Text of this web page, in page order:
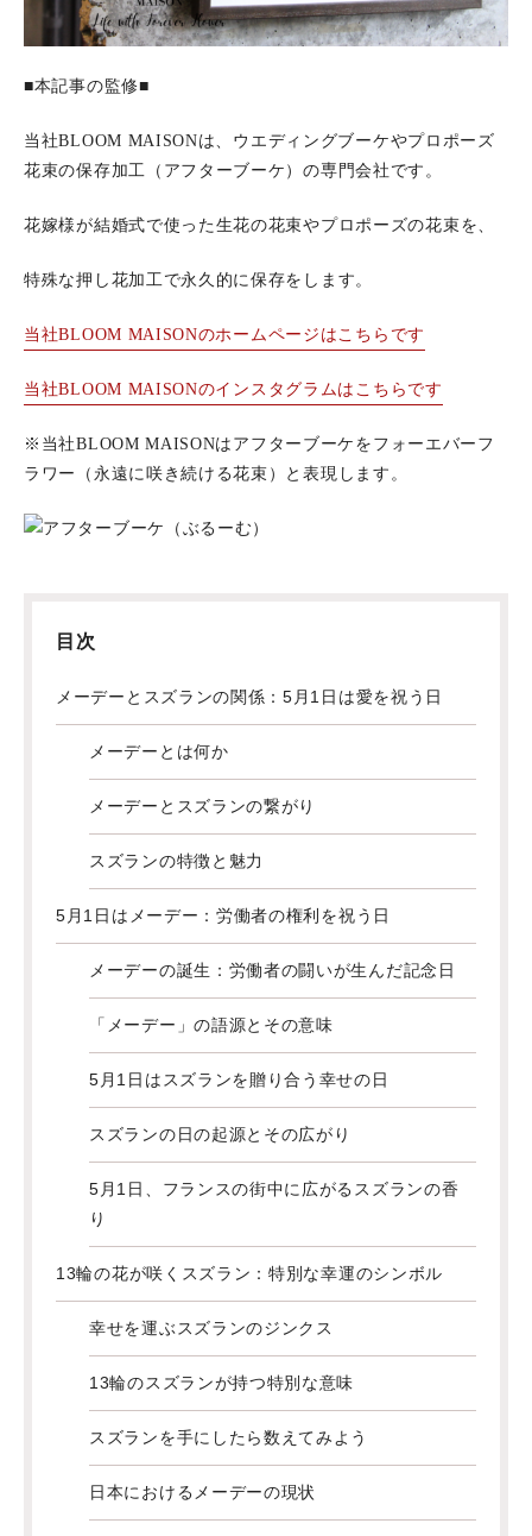
■本記事の監修■
当社BLOOM MAISONは、ウエディングブーケやプロポーズ
花束の保存加工（アフターブーケ）の専門会社です。
花嫁様が結婚式で使った生花の花束やプロポーズの花束を、
特殊な押し花加工で永久的に保存をします。
当社BLOOM MAISONのホームページはこちらです
当社BLOOM MAISONのインスタグラムはこちらです
※当社BLOOM MAISONはアフターブーケをフォーエバーフ
ラワー（永遠に咲き続ける花束）と表現します。
目次
メーデーとスズランの関係：5月1日は愛を祝う日
メーデーとは何か
メーデーとスズランの繋がり
スズランの特徴と魅力
5月1日はメーデー：労働者の権利を祝う日
メーデーの誕生：労働者の闘いが生んだ記念日
「メーデー」の語源とその意味
5月1日はスズランを贈り合う幸せの日
スズランの日の起源とその広がり
5月1日、フランスの街中に広がるスズランの香
り
13輪の花が咲くスズラン：特別な幸運のシンボル
幸せを運ぶスズランのジンクス
13輪のスズランが持つ特別な意味
スズランを手にしたら数えてみよう
日本におけるメーデーの現状